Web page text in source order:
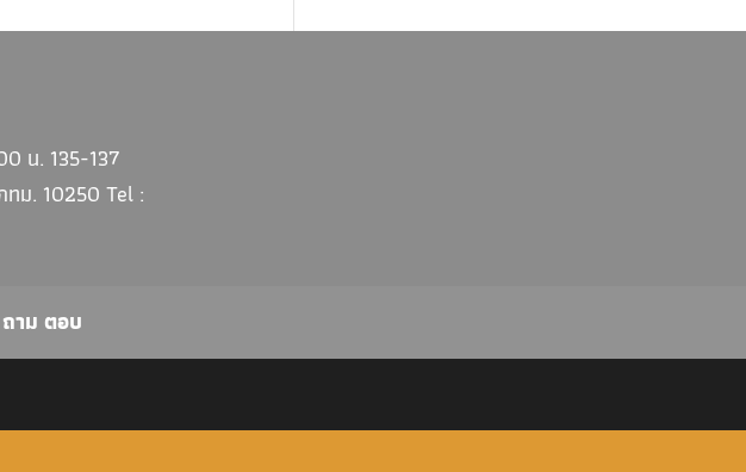
น. 135-137
ม. 10250 Tel :
ถาม ตอบ